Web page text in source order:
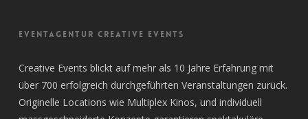
EVENTAGENTUR CREATIVE EVENTS
Creative Events blickt auf mehr als 10 Jahre Erfahrung mit
über 700 erfolgreich durchgeführten Veranstaltungen zurück.
Originelle Locations wie Multiplex Kinos, und individuell